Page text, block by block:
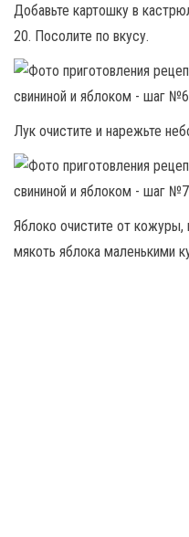
Добавьте картошку в
20. Посолите по вкусу.
Лук очистите и нарежьте
Яблоко очистите от
мякоть яблока маленькими